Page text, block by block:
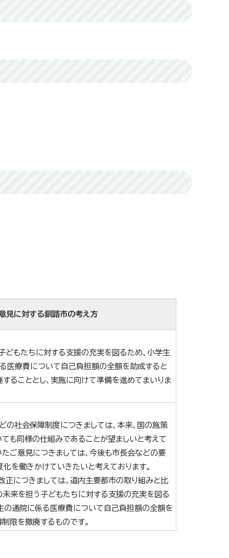
見に対する釧路市の考え方
どもたちに対する支援の充実を図るため、小学生
医療費について自己負担額の全額を助成すると
することとし、実施に向けて準備を進めてまいりま
の社会保障制度につきましては、本来、国の施策
ても同様の仕組みであることが望ましいと考えて
たご意見につきましては、今後も市長会などの要
化を働きかけていきたいと考えております。
正につきましては、道内主要都市の取り組みと比
未来を担う子どもたちに対する支援の充実を図る
の通院に係る医療費について自己負担額の全額を
限を撤廃するものです。